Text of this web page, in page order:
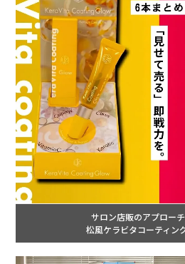
サロン店販のアプロー
松風ケラビタコーティン